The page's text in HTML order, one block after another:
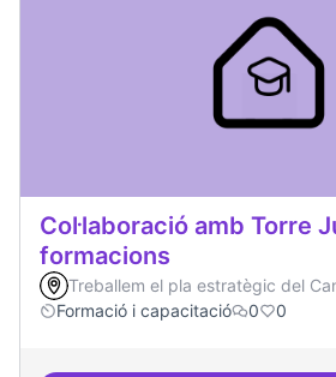
Col·laboració amb Torre
formacions
Treballem el pla estratègic del
Formació i capacitació
0 0